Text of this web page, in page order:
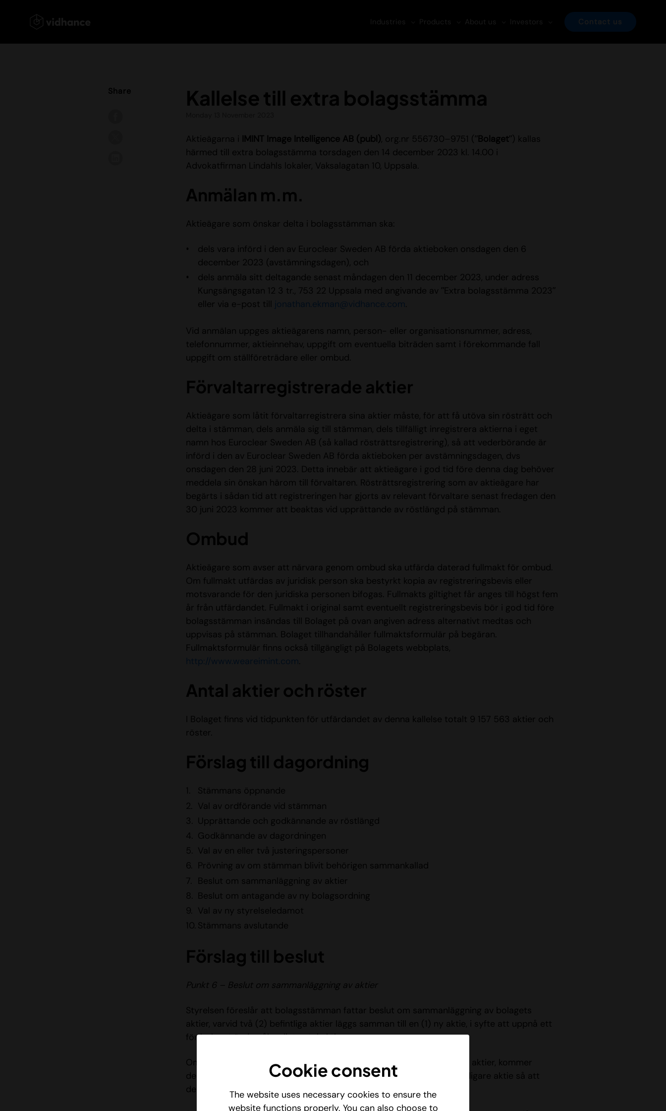
Industries Products About us Investors Contact us
Kallelse till extra bolagsstämma
Aktieägarna i IMINT Image Intelligence AB (publ), org.nr 556730–9751 (”Bolaget”) kallas
härmed till extra bolagsstämma torsdagen den 14 december 2023 kl. 14.00 i
Advokatfirman Lindahls lokaler, Vaksalagatan 10, Uppsala.
Anmälan m.m.
Aktieägare som önskar delta i bolagsstämman ska:
dels vara införd i den av Euroclear Sweden AB förda aktieboken onsdagen den 6
december 2023 (avstämningsdagen), och
dels anmäla sitt deltagande senast måndagen den 11 december 2023, under adress
Kungsängsgatan 12 3 tr., 753 22 Uppsala med angivande av ”Extra bolagsstämma 2023”
eller via e-post till jonathan.ekman@vidhance.com.
Vid anmälan uppges aktieägarens namn, person- eller organisationsnummer, adress,
telefonnummer, aktieinnehav, uppgift om eventuella biträden samt i förekommande fall
uppgift om ställföreträdare eller ombud.
Förvaltarregistrerade aktier
Aktieägare som låtit förvaltarregistrera sina aktier måste, för att få utöva sin rösträtt och
delta i stämman, dels anmäla sig till stämman, dels tillfälligt inregistrera aktierna i eget
namn hos Euroclear Sweden AB (så kallad rösträttsregistrering), så att vederbörande är
införd i den av Euroclear Sweden AB förda aktieboken per avstämningsdagen, dvs
onsdagen den 28 juni 2023. Detta innebär att aktieägare i god tid före denna dag behöver
meddela sin önskan härom till förvaltaren. Rösträttsregistrering som av aktieägare har
begärts i sådan tid att registreringen har gjorts av relevant förvaltare senast fredagen den
30 juni 2023 kommer att beaktas vid upprättande av röstlängd på stämman.
Ombud
Aktieägare som avser att närvara genom ombud ska utfärda daterad fullmakt för ombud.
Om fullmakt utfärdas av juridisk person ska bestyrkt kopia av registreringsbevis eller
motsvarande för den juridiska personen bifogas. Fullmakts giltighet får anges till högst fem
år från utfärdandet. Fullmakt i original samt eventuellt registreringsbevis bör i god tid före
bolagsstämman insändas till Bolaget på ovan angiven adress alternativt medtas och
uppvisas på stämman. Bolaget tillhandahåller fullmaktsformulär på begäran.
Fullmaktsformulär finns också tillgängligt på Bolagets webbplats,
http://www.weareimint.com.
Antal aktier och röster
I Bolaget finns vid tidpunkten för utfärdandet av denna kallelse totalt 9 157 563 aktier och
röster.
Förslag till dagordning
Stämmans öppnande
Val av ordförande vid stämman
Upprättande och godkännande av röstlängd
Godkännande av dagordningen
Val av en eller två justeringspersoner
Prövning av om stämman blivit behörigen sammankallad
Beslut om sammanläggning av aktier
Beslut om antagande av ny bolagsordning
Val av ny styrelseledamot
Stämmans avslutande
Förslag till beslut
Punkt 6 – Beslut om sammanläggning av aktier
Styrelsen föreslår att bolagsstämman fattar beslut om sammanläggning av bolagets
aktier, varvid två (2) befintliga aktier läggs samman till en (1) ny aktie, i syfte att uppnå ett
för bolaget ändamålsenligt antal aktier.
Om en aktieägares innehav av aktier inte motsvarar ett fullt antal nya aktier, kommer
denna av Quinary Investment AB vederlagsfritt att erhålla en (1) ytterligare aktie så att
dennes innehav därefter blir jämnt delbart med två (2).
Share
Cookie consent
The website uses necessary cookies to ensure the
website functions properly. You can also choose to